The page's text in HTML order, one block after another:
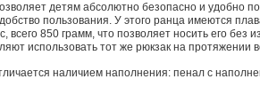
детям абсолютно безопасно и удобно
пользования. У этого ранца имеются
850 грамм, что позволяет носить его без
использовать тот же рюкзак на
наличием наполнения: пенал с